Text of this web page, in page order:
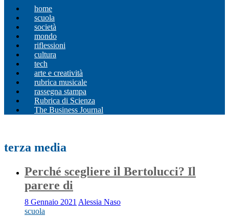
home
scuola
società
mondo
riflessioni
cultura
tech
arte e creatività
rubrica musicale
rassegna stampa
Rubrica di Scienza
The Business Journal
terza media
Perché scegliere il Bertolucci? Il
parere di
8 Gennaio 2021 Alessia Naso
scuola